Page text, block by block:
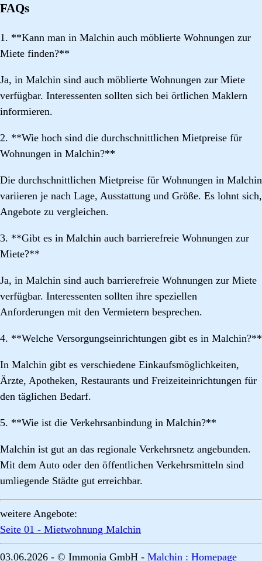
FAQs
1. **Kann man in Malchin auch möblierte Wohnungen zur
Miete finden?**
Ja, in Malchin sind auch möblierte Wohnungen zur Miete
verfügbar. Interessenten sollten sich bei örtlichen Maklern
informieren.
2. **Wie hoch sind die durchschnittlichen Mietpreise für
Wohnungen in Malchin?**
Die durchschnittlichen Mietpreise für Wohnungen in Malchin
variieren je nach Lage, Ausstattung und Größe. Es lohnt sich,
Angebote zu vergleichen.
3. **Gibt es in Malchin auch barrierefreie Wohnungen zur
Miete?**
Ja, in Malchin sind auch barrierefreie Wohnungen zur Miete
verfügbar. Interessenten sollten ihre speziellen
Anforderungen mit den Vermietern besprechen.
4. **Welche Versorgungseinrichtungen gibt es in Malchin?**
In Malchin gibt es verschiedene Einkaufsmöglichkeiten,
Ärzte, Apotheken, Restaurants und Freizeiteinrichtungen für
den täglichen Bedarf.
5. **Wie ist die Verkehrsanbindung in Malchin?**
Malchin ist gut an das regionale Verkehrsnetz angebunden.
Mit dem Auto oder den öffentlichen Verkehrsmitteln sind
umliegende Städte gut erreichbar.
weitere Angebote:
Seite 01 - Mietwohnung Malchin
03.06.2026 - © Immonia GmbH - Malchin : Homepage